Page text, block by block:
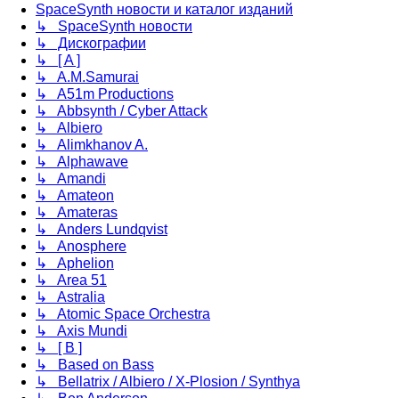
SpaceSynth новости и каталог изданий
↳ SpaceSynth новости
↳ Дискографии
↳ [ A ]
↳ A.M.Samurai
↳ A51m Productions
↳ Abbsynth / Cyber Attack
↳ Albiero
↳ Alimkhanov A.
↳ Alphawave
↳ Amandi
↳ Amateon
↳ Amateras
↳ Anders Lundqvist
↳ Anosphere
↳ Aphelion
↳ Area 51
↳ Astralia
↳ Atomic Space Orchestra
↳ Axis Mundi
↳ [ B ]
↳ Based on Bass
↳ Bellatrix / Albiero / X-Plosion / Synthya